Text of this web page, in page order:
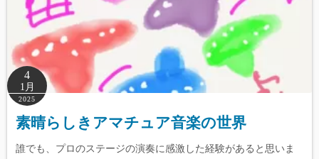
4
1月
2025
素晴らしきアマチュア音楽の世界
誰でも、プロのステージの演奏に感激した経験があると思いま